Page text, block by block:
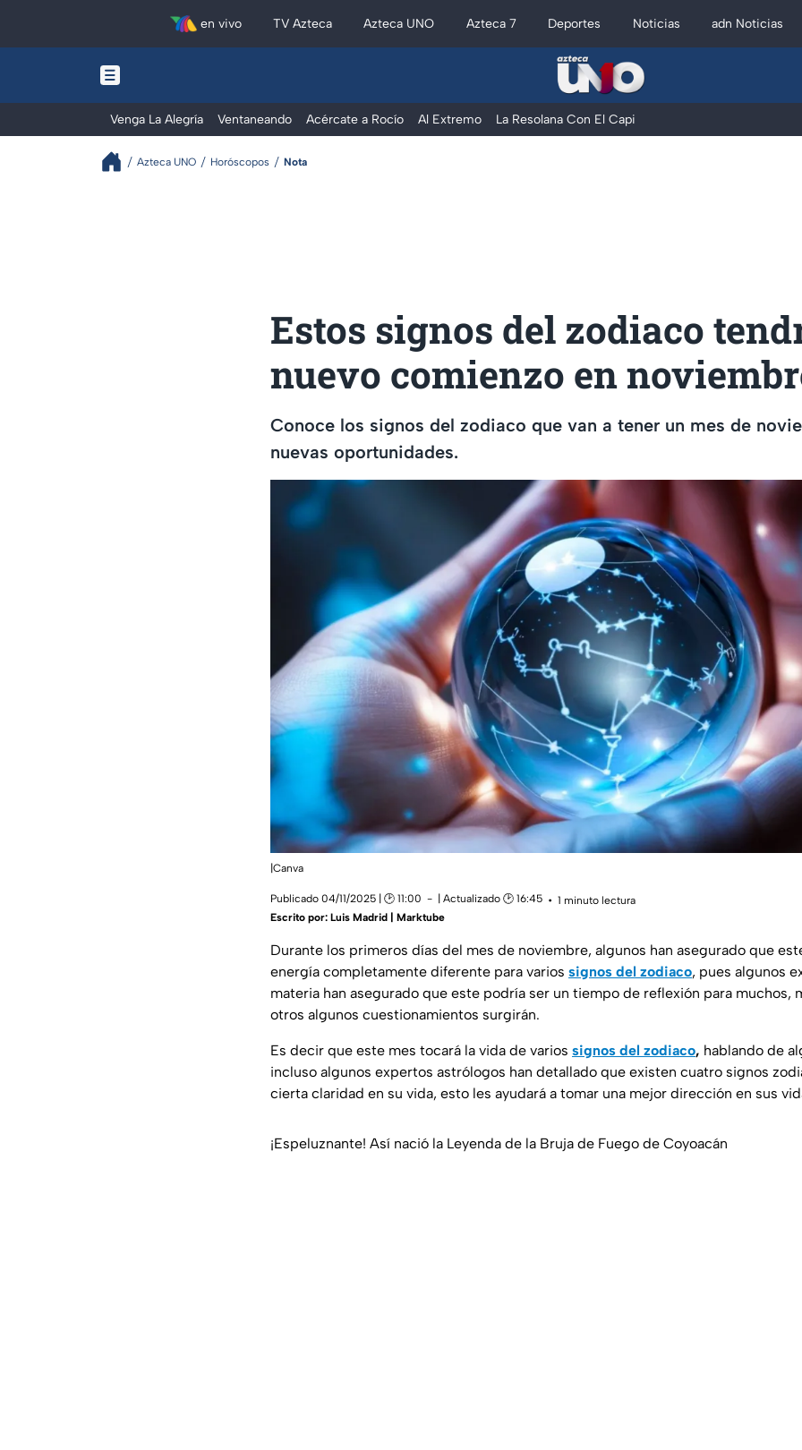
en vivo TV Azteca Azteca UNO Azteca 7 Deportes Noticias adn Noticias
Venga La Alegría Ventaneando Acércate a Rocío Al Extremo La Resolana Con El Capi
Azteca UNO Horóscopos Nota
Estos signos del zodiaco
nuevo comienzo en
Conoce los signos del zodiaco que van a tener un mes de
nuevas oportunidades.
|Canva
Publicado 04/11/2025 | 🕑 11:00 | Actualizado 🕑 16:45
1 minuto lectura
Escrito por: Luis Madrid | Marktube
Durante los primeros días del mes de noviembre, algunos han asegurado que
energía completamente diferente para varios signos del zodiaco, pues algunos
materia han asegurado que este podría ser un tiempo de reflexión para muchos,
otros algunos cuestionamientos surgirán.
Es decir que este mes tocará la vida de varios signos del zodiaco, hablando de
incluso algunos expertos astrólogos han detallado que existen cuatro signos
cierta claridad en su vida, esto les ayudará a tomar una mejor dirección en sus
¡Espeluznante! Así nació la Leyenda de la Bruja de Fuego de Coyoacán